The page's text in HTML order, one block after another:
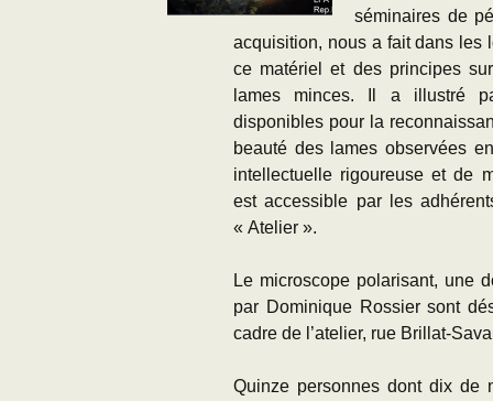
séminaires de
acquisition, nous a fait dans les
ce matériel et des principes
lames minces. Il a illustré
disponibles pour la
beauté des lames observées
intellectuelle rigoureuse et de
est accessible par les
« Atelier ».
Le microscope polarisant, une
par Dominique Rossier sont
cadre de l’atelier, rue Brillat-
Quinze personnes dont dix de